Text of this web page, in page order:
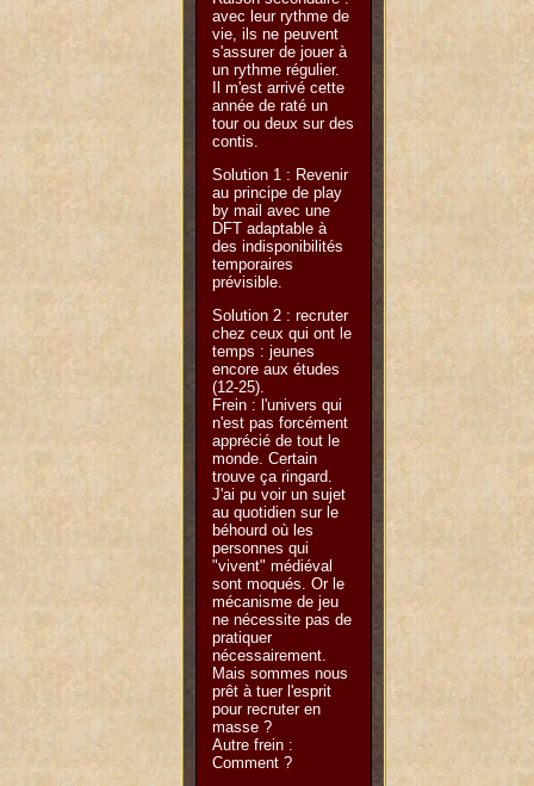
avec leur rythme de
vie, ils ne peuvent
s'assurer de jouer à
un rythme régulier.
Il m'est arrivé cette
année de raté un
tour ou deux sur des
contis.
Solution 1 : Revenir
au principe de play
by mail avec une
DFT adaptable à
des indisponibilités
temporaires
prévisible.
Solution 2 : recruter
chez ceux qui ont le
temps : jeunes
encore aux études
(12-25).
Frein : l'univers qui
n'est pas forcément
apprécié de tout le
monde. Certain
trouve ça ringard.
J'ai pu voir un sujet
au quotidien sur le
béhourd où les
personnes qui
"vivent" médiéval
sont moqués. Or le
mécanisme de jeu
ne nécessite pas de
pratiquer
nécessairement.
Mais sommes nous
prêt à tuer l'esprit
pour recruter en
masse ?
Autre frein :
Comment ?